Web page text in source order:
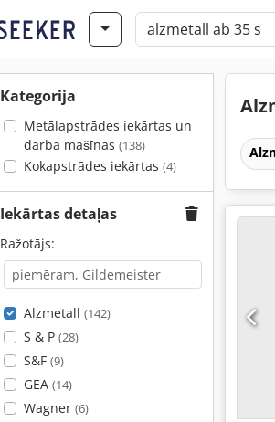
Kategorija
Metālapstrādes iekārtas un
darba mašīnas (138)
Kokapstrādes iekārtas (4)
Iekārtas detaļas
Ražotājs:
Alzmetall (142)
S & P (28)
S&F (9)
GEA (14)
Wagner (6)